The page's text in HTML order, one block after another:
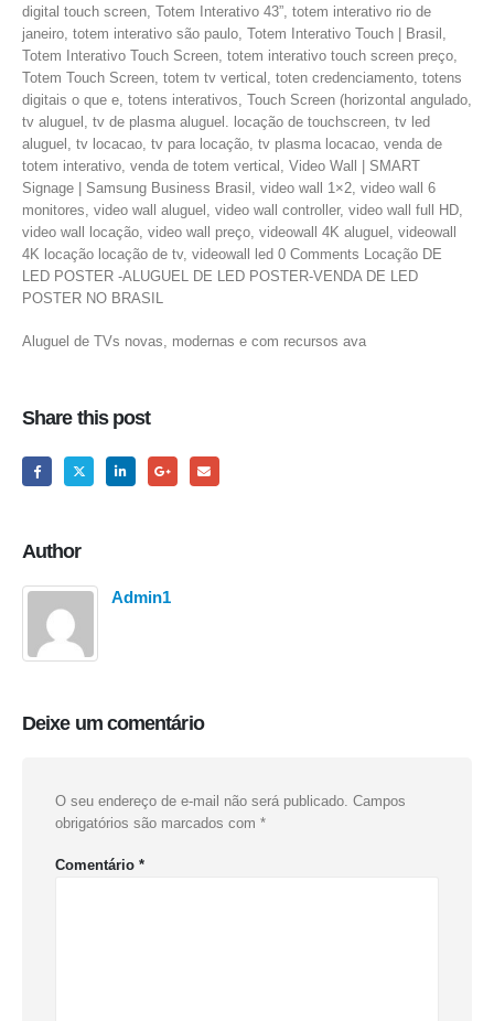
digital touch screen, Totem Interativo 43”, totem interativo rio de
janeiro, totem interativo são paulo, Totem Interativo Touch | Brasil,
Totem Interativo Touch Screen, totem interativo touch screen preço,
Totem Touch Screen, totem tv vertical, toten credenciamento, totens
digitais o que e, totens interativos, Touch Screen (horizontal angulado,
tv aluguel, tv de plasma aluguel. locação de touchscreen, tv led
aluguel, tv locacao, tv para locação, tv plasma locacao, venda de
totem interativo, venda de totem vertical, Video Wall | SMART
Signage | Samsung Business Brasil, video wall 1×2, video wall 6
monitores, video wall aluguel, video wall controller, video wall full HD,
video wall locação, video wall preço, videowall 4K aluguel, videowall
4K locação locação de tv, videowall led 0 Comments Locação DE
LED POSTER -ALUGUEL DE LED POSTER-VENDA DE LED
POSTER NO BRASIL
Aluguel de TVs novas, modernas e com recursos ava
Share this post
Author
Admin1
Deixe um comentário
O seu endereço de e-mail não será publicado. Campos
obrigatórios são marcados com *
Comentário *